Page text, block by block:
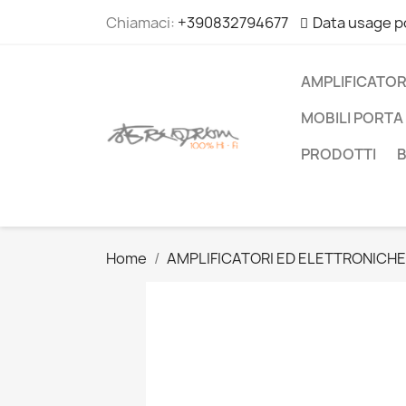
Chiamaci: +390832794677 Data usage
MOBILI
PRODOTTI
Home AMPLIFICATORI ED ELETTRONICHE